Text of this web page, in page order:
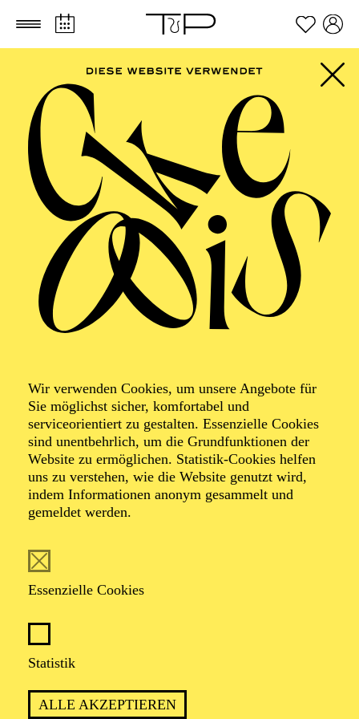
Zum Hauptinhalt springen Zum Footer springen
Wir verwenden Cookies, um unsere Angebote für
Sie möglichst sicher, komfortabel und
serviceorientiert zu gestalten. Essenzielle Cookies
sind unentbehrlich, um die Grundfunktionen der
Website zu ermöglichen. Statistik-Cookies helfen
uns zu verstehen, wie die Website genutzt wird,
indem Informationen anonym gesammelt und
gemeldet werden.
Essenzielle Cookies
Statistik
ALLE AKZEPTIEREN
Foto: Benne Ochs
Liliana de Sousa
Mezzosopran
stammt aus Portugal und studierte an der Escola
wurde sie für zwei Jahre Mitglied der International
erhielt sie von Mentor*innen wie Pedro Telles und
Lilian Watson. In Porto sammelte sie erste